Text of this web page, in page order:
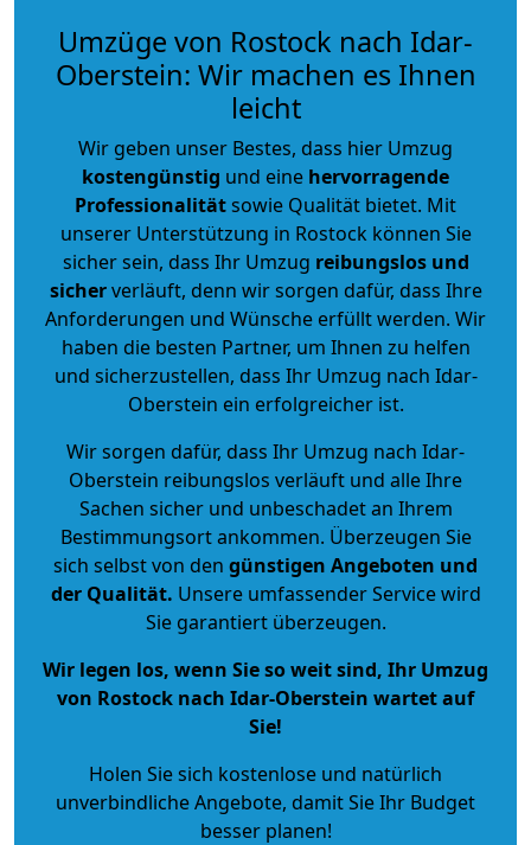
Umzüge von Rostock nach Idar-
Oberstein: Wir machen es Ihnen
leicht
Wir geben unser Bestes, dass hier Umzug
kostengünstig und eine hervorragende
Professionalitätsowie Qualität bietet. Mit
unserer Unterstützung in Rostock können Sie
sicher sein, dass Ihr Umzug reibungslos und
sicherverläuft, denn wir sorgen dafür, dass Ihre
Anforderungen und Wünsche erfüllt werden. Wir
haben die besten Partner, um Ihnen zu helfen
und sicherzustellen, dass Ihr Umzug nach Idar-
Oberstein ein erfolgreicher ist.
Wir sorgen dafür, dass Ihr Umzug nach Idar-
Oberstein reibungslos verläuft und alle Ihre
Sachen sicher und unbeschadet an Ihrem
Bestimmungsort ankommen. Überzeugen Sie
sich selbst von den günstigen Angeboten und
der Qualität. Unsere umfassender Service wird
Sie garantiert überzeugen.
Wir legen los, wenn Sie so weit sind, Ihr Umzug
von Rostock nach Idar-Oberstein wartet auf
Sie!
Holen Sie sich kostenlose und natürlich
unverbindliche Angebote, damit Sie Ihr Budget
besser planen!